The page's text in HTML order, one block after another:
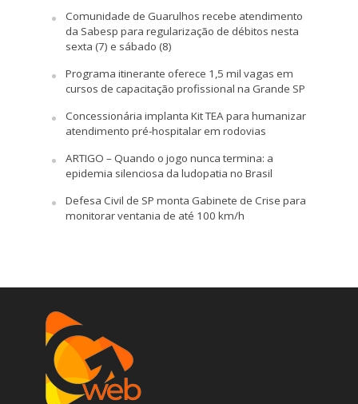
Comunidade de Guarulhos recebe atendimento
da Sabesp para regularização de débitos nesta
sexta (7) e sábado (8)
Programa itinerante oferece 1,5 mil vagas em
cursos de capacitação profissional na Grande SP
Concessionária implanta Kit TEA para humanizar
atendimento pré-hospitalar em rodovias
ARTIGO – Quando o jogo nunca termina: a
epidemia silenciosa da ludopatia no Brasil
Defesa Civil de SP monta Gabinete de Crise para
monitorar ventania de até 100 km/h